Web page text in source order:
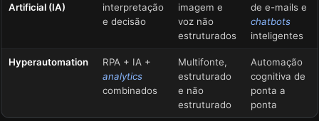
Artificial (IA)
interpretação
e decisão
imagem e
voz não
estruturados
de e-mails e
chatbots
inteligentes
Hyperautomation
RPA + IA +
analytics
combinados
Multifonte,
estruturado
e não
estruturado
Automação
cognitiva de
ponta a
ponta